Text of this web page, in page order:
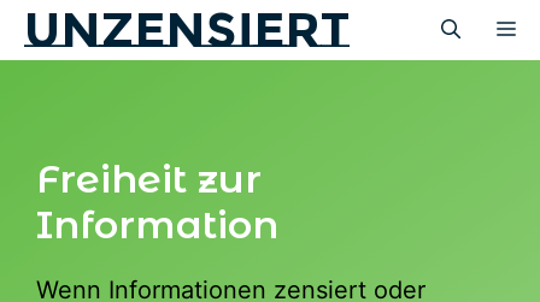
Zum
Inhaltunzensiert
Freiheit zur
Information
Wenn Informationen zensiert oder